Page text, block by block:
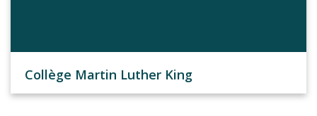
Collège Martin Luther King